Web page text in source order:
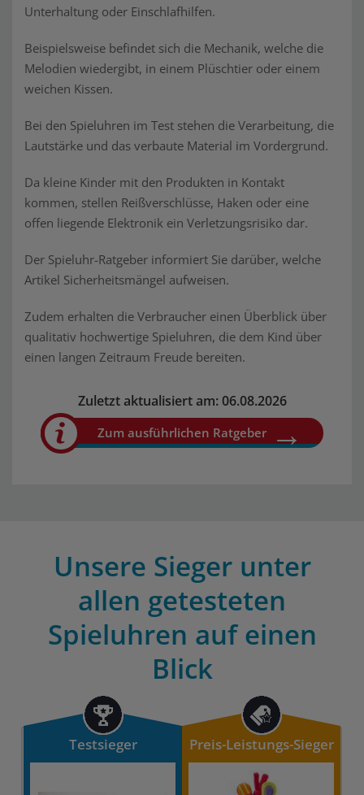
Unterhaltung oder Einschlafhilfen.
Beispielsweise befindet sich die Mechanik, welche die
Melodien wiedergibt, in einem Plüschtier oder einem
weichen Kissen.
Bei den Spieluhren im Test stehen die Verarbeitung, die
Lautstärke und das verbaute Material im Vordergrund.
Da kleine Kinder mit den Produkten in Kontakt
kommen, stellen Reißverschlüsse, Haken oder eine
offen liegende Elektronik ein Verletzungsrisiko dar.
Der Spieluhr-Ratgeber informiert Sie darüber, welche
Artikel Sicherheitsmängel aufweisen.
Zudem erhalten die Verbraucher einen Überblick über
qualitativ hochwertige Spieluhren, die dem Kind über
einen langen Zeitraum Freude bereiten.
Zuletzt aktualisiert am: 06.08.2026
Zum ausführlichen Ratgeber
Unsere Sieger unter
allen getesteten
Spieluhren auf einen
Blick
Testsieger Preis-Leistungs-Sieger